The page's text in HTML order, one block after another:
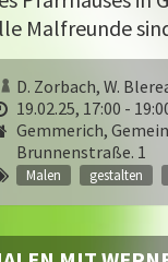
Malfreunde
D. Zorbach, W.
19.02.25, 17:00 -
Gemmerich,
Brunnenstraße. 1
Malen gestalten